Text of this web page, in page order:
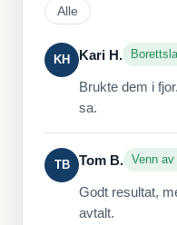
Alle
KH Kari H.
Brukte dem i
sa.
TB Tom B. Venn av
Godt resultat,
avtalt.